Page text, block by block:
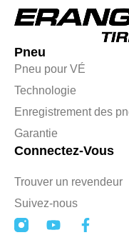
Pneu
Pneu pour VÉ
Technologie
Enregistrement des
Garantie
Connectez-Vous
Trouver un revendeur
Suivez-nous